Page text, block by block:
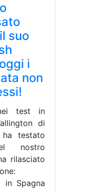
suo
i
non
test in
di
ha testato
nostro
rilasciato
in Spagna